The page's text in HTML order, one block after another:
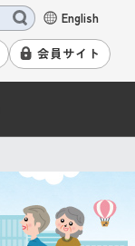
English
会員サイト